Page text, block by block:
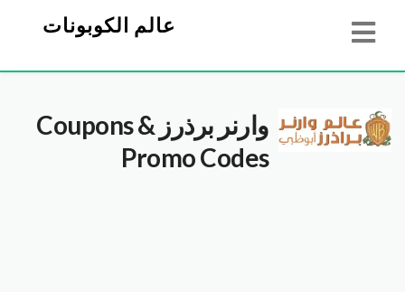
عالم الكوبونات
وارنر برذرز Coupons &
Promo Codes